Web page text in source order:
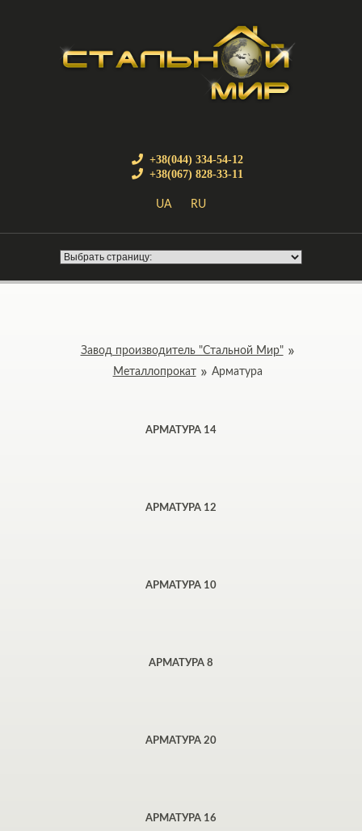
+38(044) 334-54-12
+38(067) 828-33-11
UA RU
Завод производитель "Стальной Мир"
Металлопрокат
Арматура
АРМАТУРА 14
АРМАТУРА 12
АРМАТУРА 10
АРМАТУРА 8
АРМАТУРА 20
АРМАТУРА 16